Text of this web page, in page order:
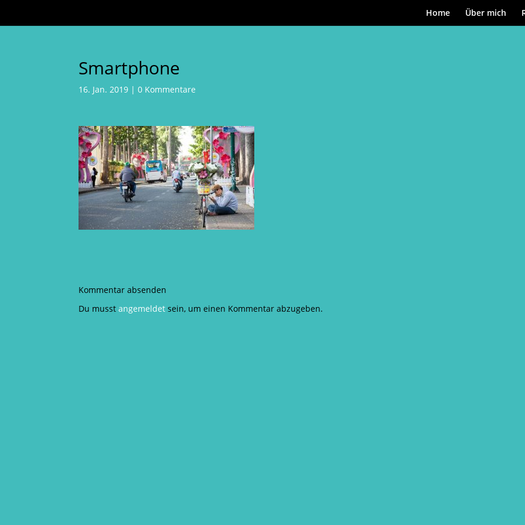
Home Über mich
Smartphone
16. Jan. 2019 |0 Kommentare
Kommentar absenden
Du musstangemeldet sein, um einen Kommentar abzugeben.